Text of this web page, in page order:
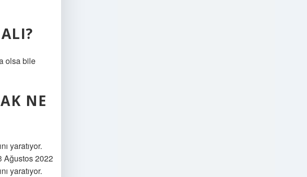
olsa bile
NE
yaratıyor.
Ağustos 2022
yaratıyor.